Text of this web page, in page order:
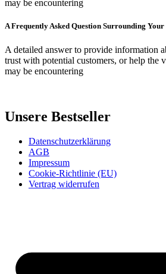
may be encountering
A Frequently Asked Question Surrounding Your
A detailed answer to provide information
trust with potential customers, or help the
may be encountering
Unsere Bestseller
Datenschutzerklärung
AGB
Impressum
Cookie-Richtlinie (EU)
Vertrag widerrufen